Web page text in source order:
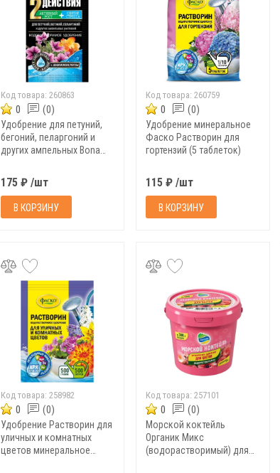
Код товара: 260863
0 (0)
Удобрение для петуний,
бегоний, пеларгоний и
других ампельных Bona
175 ₽ /шт
В КОРЗИНУ
Код товара:260759
0 (0)
Удобрение минеральное
Фаско Растворин для
гортензий (5 таблеток)
115 ₽ /шт
В КОРЗИНУ
Код товара: 258982
0 (0)
Удобрение Растворин для
уличных и комнатных
цветов минеральное
Код товара:257101
0 (0)
Морской коктейль
Органик Микс
(водорастворимый) для